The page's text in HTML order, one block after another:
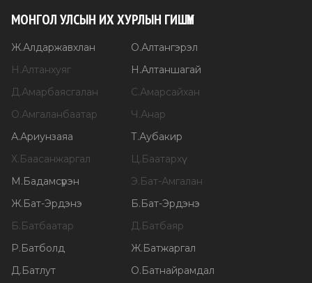
МОНГОЛ УЛСЫН ИХ ХУРЛЫН ГИШҮҮН
Ж.Алдаржавхлан О.Алтангэрэл
Н.Алтанхуяг Н.Алтаншагай
Д.Амарбаясгалан С.Амарсайхан
О.Амгаланбаатар Ч.Анар
А.Ариунзаяа Т.Аубакир
Х.Баасанжаргал Ц.Баатархүү
М.Бадамсүрэн Э.Бат-Амгалан
Ж.Бат-Эрдэнэ Б.Бат-Эрдэнэ
Б.Батбаатар Д.Батбаяр
Р.Батболд Ж.Батжаргал
Д.Батлут О.Батнайрамдал